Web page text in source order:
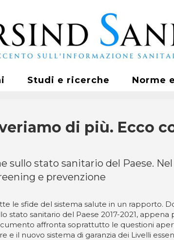
Studi e ricerche Norme
di più. Ecco
sullo stato sanitario del Paese.
e prevenzione
le sfide del sistema salute in un rapporto.
stato sanitario del Paese 2017-2021,
affronta soprattutto le questioni
e il nuovo sistema di garanzia dei Livelli